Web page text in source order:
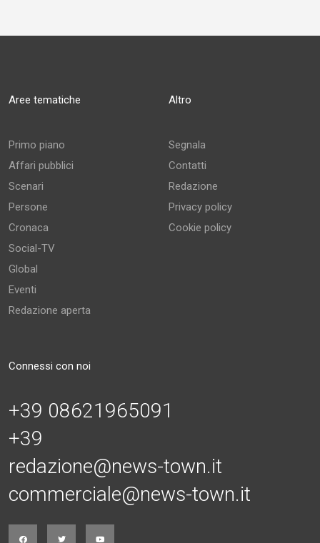
Aree tematiche
Primo piano
Affari pubblici
Scenari
Persone
Cronaca
Social-TV
Global
Eventi
Redazione aperta
Altro
Segnala
Contatti
Redazione
Privacy policy
Cookie policy
Connessi con noi
+39 08621965091
+39
redazione@news-town.it
commerciale@news-town.it